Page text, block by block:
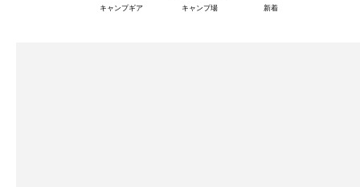
キャンプギア キャンプ場 新着